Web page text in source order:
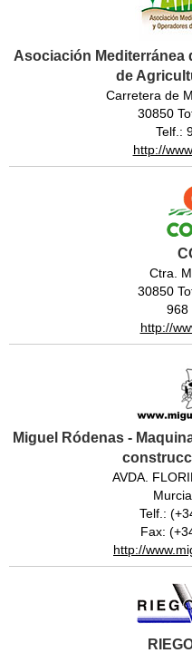
Asociación Mediterránea
de
Carretera de
30850
Telf.:
http://
Ctra.
30850
968
http://
Miguel Ródenas -
AVDA.
Telf.:
Fax:
http://